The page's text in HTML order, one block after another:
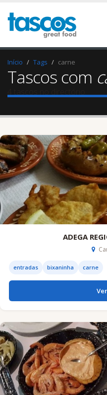
Início Tags carne
Tascos com
ADEGA
entradas bixaninha carne